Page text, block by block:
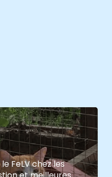
FeLV chez les